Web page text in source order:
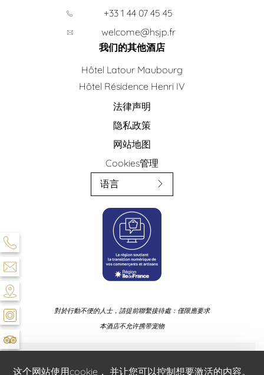
+33 1 44 07 45 45
welcome@hsjp.fr
我们的其他酒店
Hôtel Latour Maubourg
Hôtel Résidence Henri IV
法律声明
隐私政策
网站地图
Cookies管理
语言
對於行動不便的人士，請提前聯繫接待處：僅限應要求
本酒店不允许携带宠物
与制作：Agence WEBCOM
这个网站使用cookie， 并让您可以控制想要激活的内容。